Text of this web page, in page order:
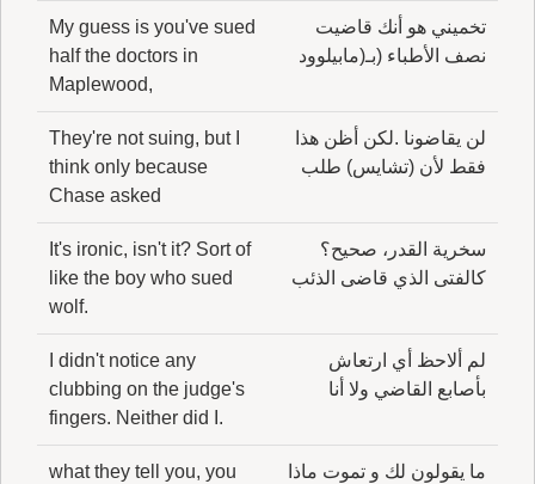
تخميني هو أنك قاضيت
نصف الأطباء (بـ(مابيلوود
My guess is you've sued
half the doctors in
Maplewood,
لن يقاضونا .لكن أظن هذا
فقط لأن (تشايس) طلب
They're not suing, but I
think only because
Chase asked
سخرية القدر، صحيح؟
كالفتى الذي قاضى الذئب
It's ironic, isn't it? Sort of
like the boy who sued
wolf.
لم ألاحظ أي ارتعاش
بأصابع القاضي ولا أنا
I didn't notice any
clubbing on the judge's
fingers. Neither did I.
ما يقولون لك و تموت ماذا
what they tell you, you